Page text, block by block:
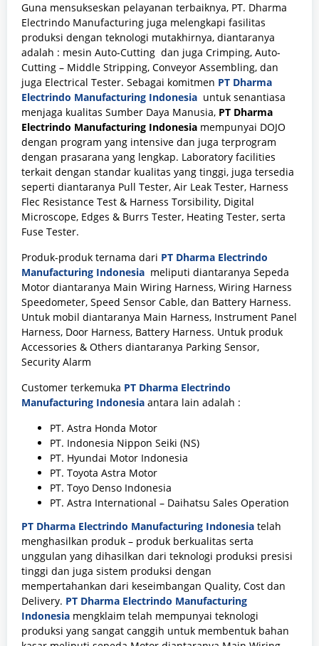
Guna mensukseskan pelayanan terbaiknya, PT. Dharma
Electrindo Manufacturing juga melengkapi fasilitas
produksi dengan teknologi mutakhirnya, diantaranya
adalah : mesin Auto-Cutting dan juga Crimping, Auto-
Cutting – Middle Stripping, Conveyor Assembling, dan
juga Electrical Tester. Sebagai komitmen PT Dharma
Electrindo Manufacturing Indonesia untuk senantiasa
menjaga kualitas Sumber Daya Manusia, PT Dharma
Electrindo Manufacturing Indonesia mempunyai DOJO
dengan program yang intensive dan juga terprogram
dengan prasarana yang lengkap. Laboratory facilities
terkait dengan standar kualitas yang tinggi, juga tersedia
seperti diantaranya Pull Tester, Air Leak Tester, Harness
Flec Resistance Test & Harness Torsibility, Digital
Microscope, Edges & Burrs Tester, Heating Tester, serta
Fuse Tester.
Produk-produk ternama dari PT Dharma Electrindo
Manufacturing Indonesia meliputi diantaranya Sepeda
Motor diantaranya Main Wiring Harness, Wiring Harness
Speedometer, Speed Sensor Cable, dan Battery Harness.
Untuk mobil diantaranya Main Harness, Instrument Panel
Harness, Door Harness, Battery Harness. Untuk produk
Accessories & Others diantaranya Parking Sensor,
Security Alarm
Customer terkemuka PT Dharma Electrindo
Manufacturing Indonesia antara lain adalah :
PT. Astra Honda Motor
PT. Indonesia Nippon Seiki (NS)
PT. Hyundai Motor Indonesia
PT. Toyota Astra Motor
PT. Toyo Denso Indonesia
PT. Astra International – Daihatsu Sales Operation
PT Dharma Electrindo Manufacturing Indonesia telah
menghasilkan produk – produk berkualitas serta
unggulan yang dihasilkan dari teknologi produksi presisi
tinggi dan juga sistem produksi dengan
mempertahankan dari keseimbangan Quality, Cost dan
Delivery. PT Dharma Electrindo Manufacturing
Indonesia mengklaim telah mempunyai teknologi
produksi yang sangat canggih untuk membentuk bahan